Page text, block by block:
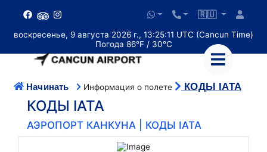
🇷🇺
воскресенье, 9 августа 2026 г., 13:25:12 UTC (Cancun Time)
Погода 86°F / 30°C
Начинать Информация о полете КОДЫ IATA
КОДЫ IATA
АЭРОПОРТ КАНКУНА | КОДЫ IATA